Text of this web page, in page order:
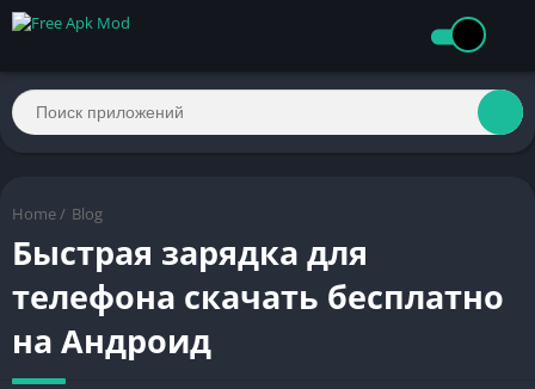
Home / Blog
Быстрая зарядка для
телефона скачать бесплатно
на Андроид